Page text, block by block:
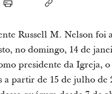
Russell M. Nelson foi
no domingo, 14 de
presidente da Igreja,
a partir de 15 de julho de